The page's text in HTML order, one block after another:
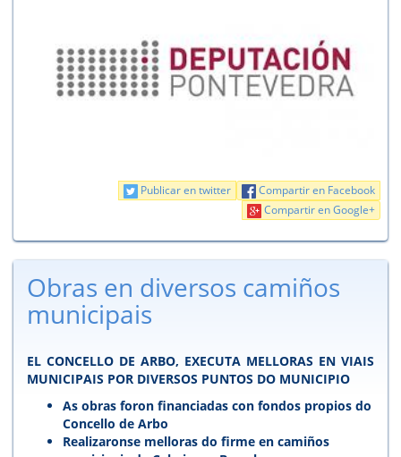
Compartir en Facebook
Publicar en twitter
Compartir en Google+
Obras en diversos camiños
municipais
EL CONCELLO DE ARBO, EXECUTA MELLORAS EN VIAIS
MUNICIPAIS POR DIVERSOS PUNTOS DO MUNICIPIO
As obras foron financiadas con fondos propios do
Concello de Arbo
Realizaronse melloras do firme en camiños